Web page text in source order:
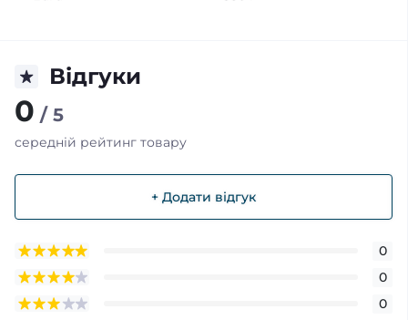
Відгуки
0 / 5
середній рейтинг товару
+ Додати відгук
0
0
0